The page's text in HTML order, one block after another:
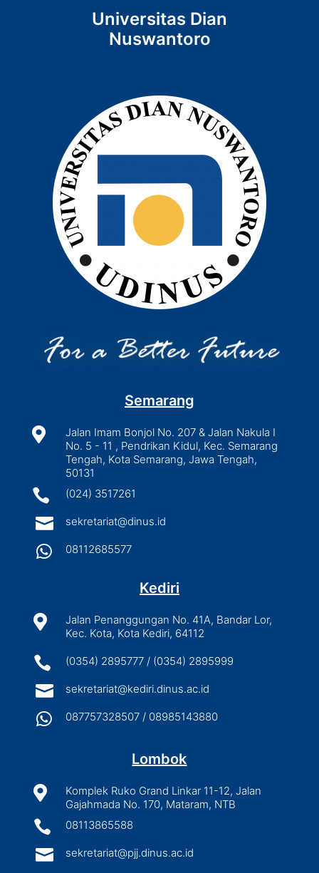
Universitas Dian
Nuswantoro
Semarang

Jalan Imam Bonjol No. 207 & Jalan Nakula I
No. 5 - 11 , Pendrikan Kidul, Kec. Semarang
Tengah, Kota Semarang, Jawa Tengah,
50131
 (024) 3517261
 sekretariat@dinus.id
 08112685577
Kediri

Jalan Penanggungan No. 41A, Bandar Lor,
Kec. Kota, Kota Kediri, 64112
 (0354) 2895777 / (0354) 2895999
 sekretariat@kediri.dinus.ac.id
 087757328507 / 08985143880
Lombok

Komplek Ruko Grand Linkar 11-12, Jalan
Gajahmada No. 170, Mataram, NTB
 08113865588
 sekretariat@pjj.dinus.ac.id